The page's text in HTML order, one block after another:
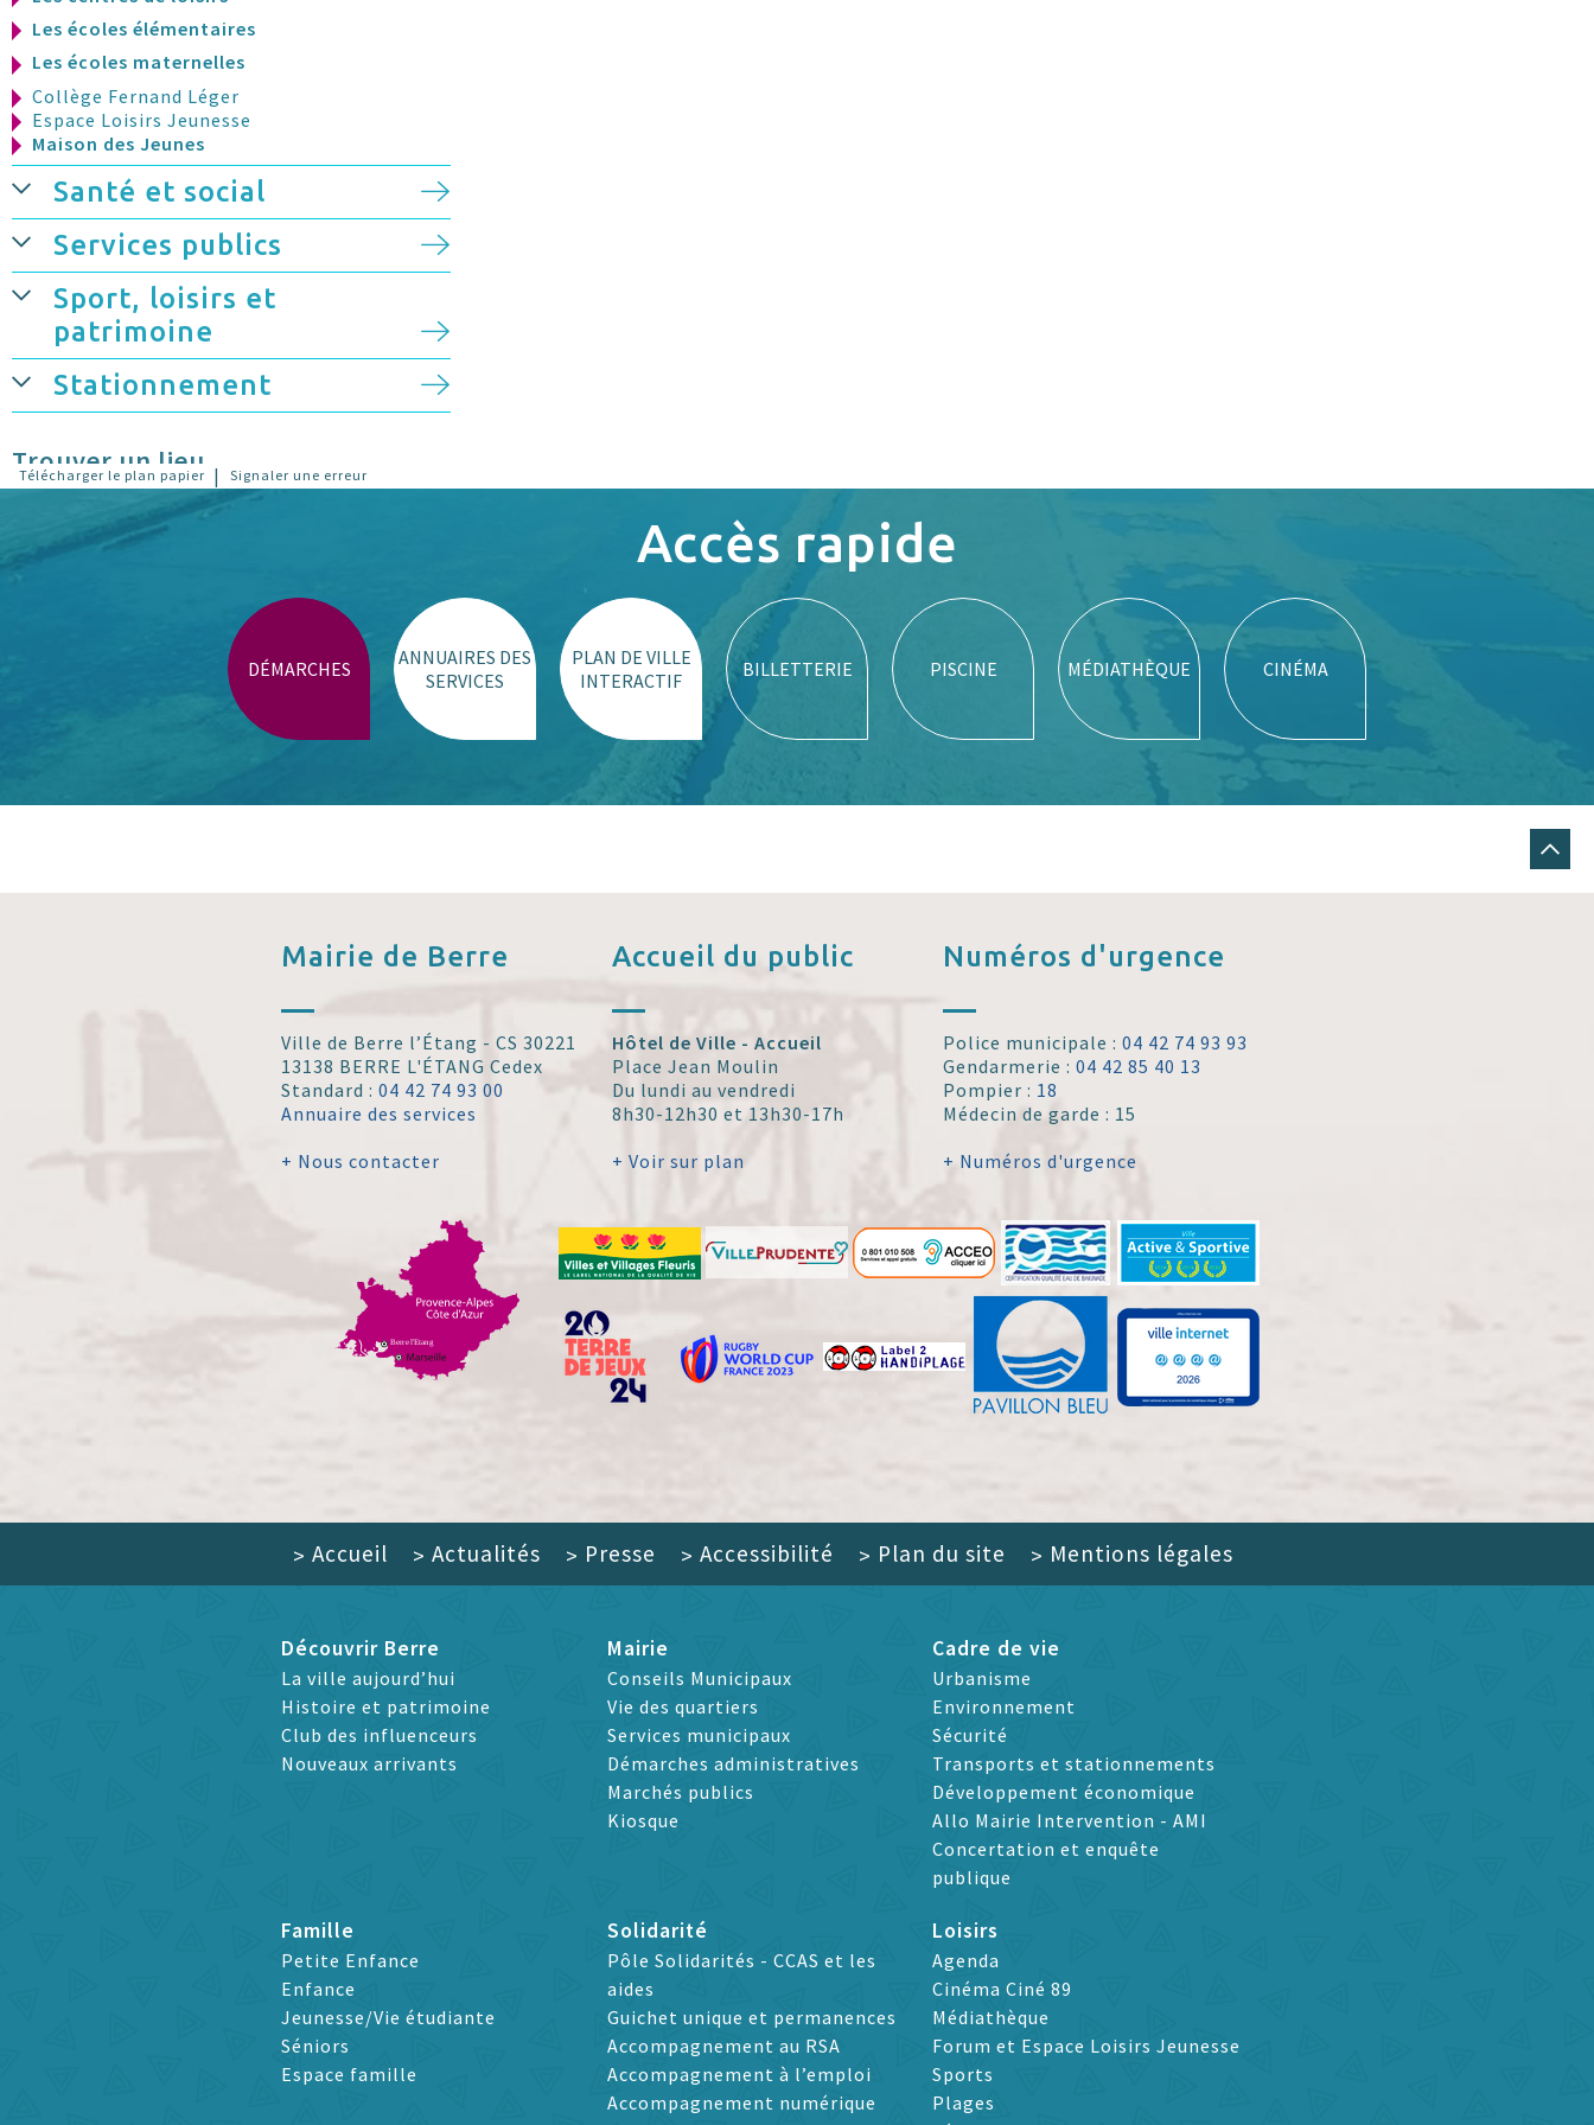
Les écoles élémentaires
Les écoles maternelles
Collège Fernand Léger
Espace Loisirs Jeunesse
Maison des Jeunes
Santé et social
Services publics
Sport, loisirs et
patrimoine
Stationnement
Trouver un lieu
Télécharger le plan papier | Signaler une erreur
Accès rapide
DÉMARCHES
ANNUAIRES DES
SERVICES
PLAN DE VILLE
INTERACTIF
BILLETTERIE PISCINE MÉDIATHÈQUE CINÉMA
Mairie de Berre
Ville de Berre l’Étang - CS 30221
13138 BERRE L'ÉTANG Cedex
Standard :04 42 74 93 00
Annuaire des services
+ Nous contacter
Accueil du public
Hôtel de Ville - Accueil
Place Jean Moulin
Du lundi au vendredi
8h30-12h30 et 13h30-17h
+ Voir sur plan
Numéros d'urgence
Police municipale :04 42 74 93 93
Gendarmerie :04 42 85 40 13
Pompier : 18
Médecin de garde : 15
+ Numéros d'urgence
> Accueil > Actualités > Presse > Accessibilité > Plan du site > Mentions légales
Découvrir Berre
La ville aujourd’hui
Histoire et patrimoine
Club des influenceurs
Nouveaux arrivants
Mairie
Conseils Municipaux
Vie des quartiers
Services municipaux
Démarches administratives
Marchés publics
Kiosque
Cadre de vie
Urbanisme
Environnement
Sécurité
Transports et stationnements
Développement économique
Allo Mairie Intervention - AMI
Concertation et enquête
publique
Famille
Petite Enfance
Enfance
Jeunesse/Vie étudiante
Séniors
Espace famille
Solidarité
Pôle Solidarités - CCAS et les
aides
Guichet unique et permanences
Accompagnement au RSA
Accompagnement à l’emploi
Accompagnement numérique
Loisirs
Agenda
Cinéma Ciné 89
Médiathèque
Forum et Espace Loisirs Jeunesse
Sports
Plages